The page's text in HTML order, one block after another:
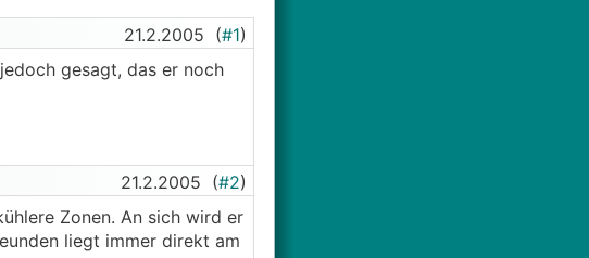
21.2.2005 (#1)
gesagt, das er noch
21.2.2005 (#2)
Zonen. An sich wird er
liegt immer direkt am